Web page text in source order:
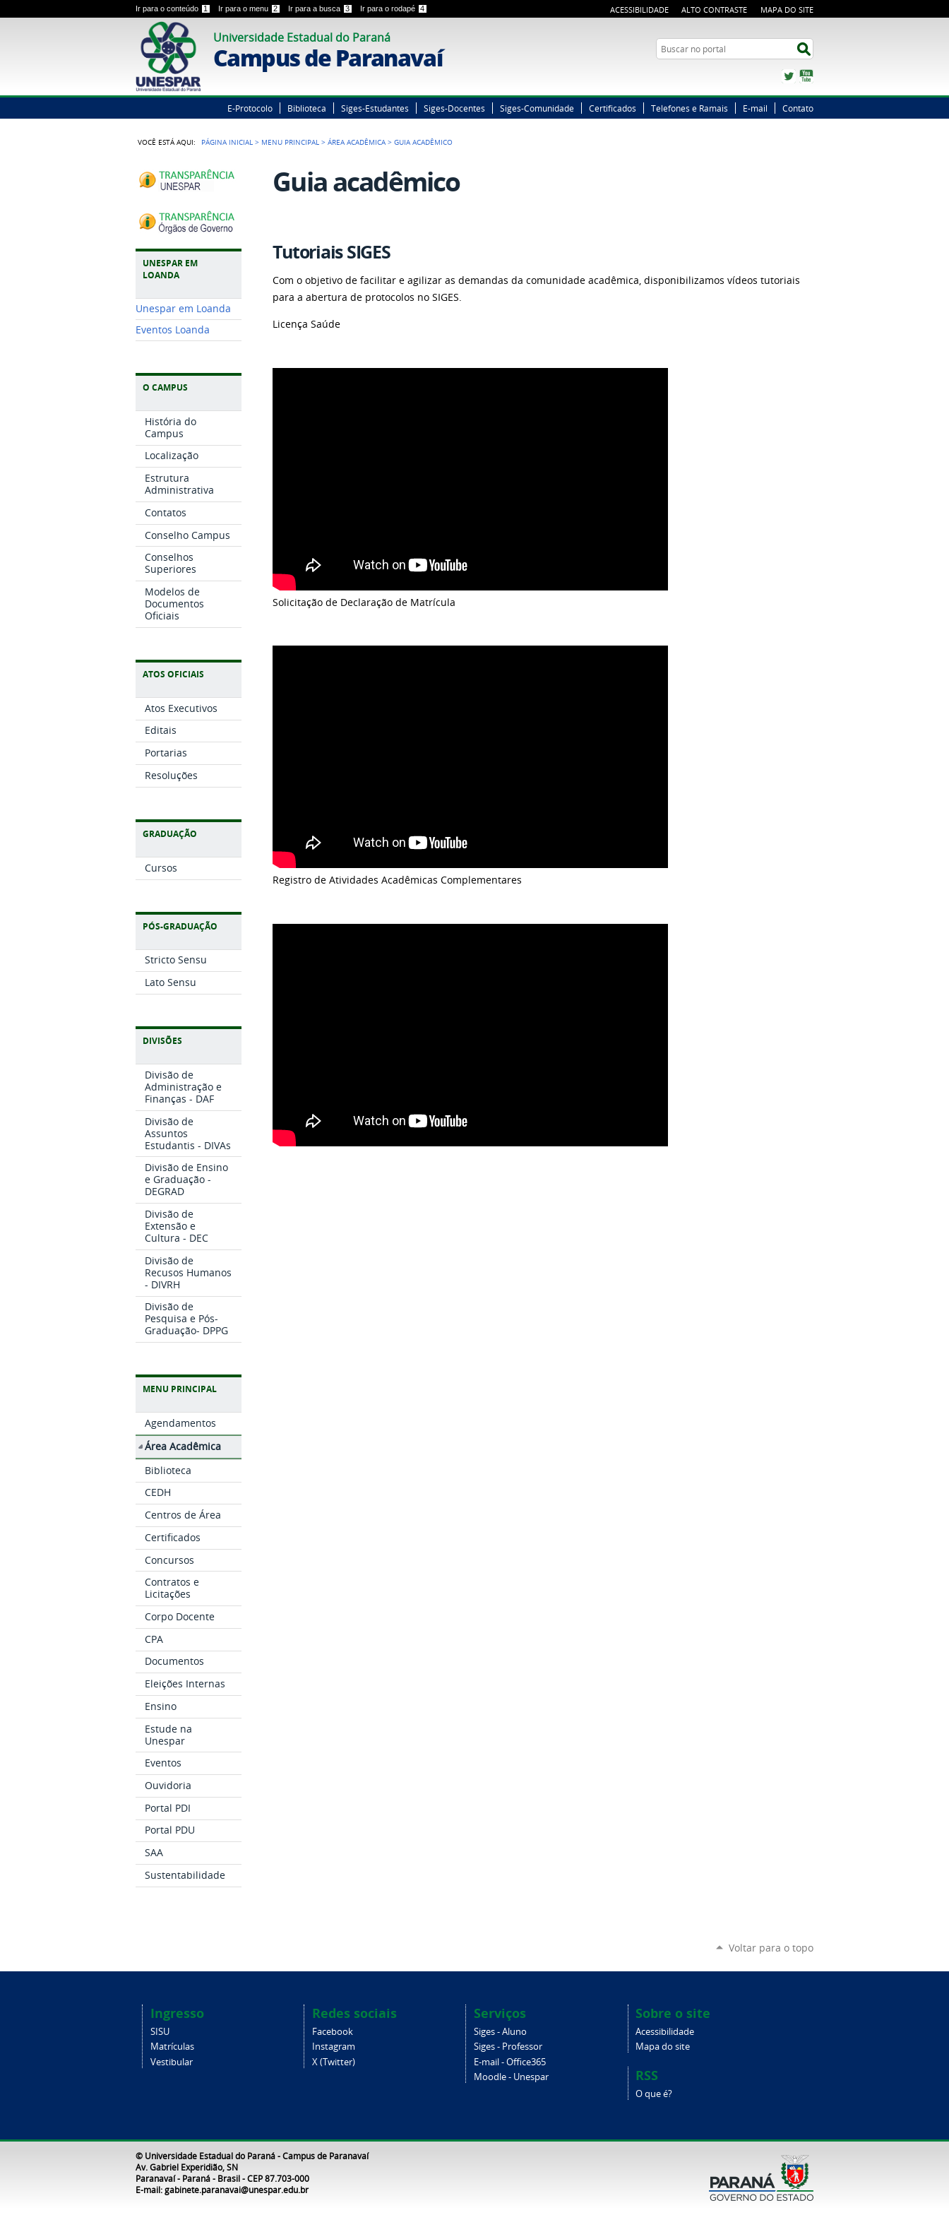
Ir para o conteúdo 1 Ir para o menu 2 Ir para a busca 3 Ir para o rodapé 4 ACESSIBILIDADE ALTO CONTRASTE MAPA DO SITE
Universidade Estadual do Paraná
Campus de Paranavaí Busca
Twitter
E-Protocolo Biblioteca Siges-Estudantes Siges-Docentes Siges-Comunidade Certificados Telefones e Ramais E-mail Contato
VOCÊ ESTÁ AQUI: PÁGINA INICIAL > MENU PRINCIPAL >ÁREA ACADÊMICA >GUIA ACADÊMICO
UNESPAR EM
LOANDA
Unespar em Loanda
Eventos Loanda
O CAMPUS
História do
Campus
Localização
Estrutura
Administrativa
Contatos
Conselho Campus
Conselhos
Superiores
Modelos de
Documentos
Oficiais
ATOS OFICIAIS
Atos Executivos
Editais
Portarias
Resoluções
GRADUAÇÃO
Cursos
PÓS-GRADUAÇÃO
Stricto Sensu
Lato Sensu
DIVISÕES
Divisão de
Administração e
Finanças - DAF
Divisão de
Assuntos
Estudantis - DIVAs
Divisão de Ensino
e Graduação -
DEGRAD
Divisão de
Extensão e
Cultura - DEC
Divisão de
Recusos Humanos
- DIVRH
Divisão de
Pesquisa e Pós-
Graduação- DPPG
MENU PRINCIPAL
Agendamentos
Área Acadêmica
Biblioteca
CEDH
Centros de Área
Certificados
Concursos
Contratos e
Licitações
Corpo Docente
CPA
Documentos
Eleições Internas
Ensino
Estude na
Unespar
Eventos
Ouvidoria
Portal PDI
Portal PDU
SAA
Sustentabilidade
Guia acadêmico
Tutoriais SIGES
Com o objetivo de facilitar e agilizar as demandas da comunidade acadêmica, disponibilizamos vídeos tutoriais
para a abertura de protocolos no SIGES.
Licença Saúde
Solicitação de Declaração de Matrícula
Registro de Atividades Acadêmicas Complementares
Voltar para o topo
Ingresso
SISU
Matrículas
Vestibular
Redes sociais
Facebook
Instagram
X (Twitter)
Serviços
Siges - Aluno
Siges - Professor
E-mail - Office365
Moodle - Unespar
Sobre o site
Acessibilidade
Mapa do site
RSS
O que é?
© Universidade Estadual do Paraná - Campus de Paranavaí
Av. Gabriel Experidião, SN
Paranavaí - Paraná - Brasil - CEP 87.703-000
E-mail: gabinete.paranavai@unespar.edu.br